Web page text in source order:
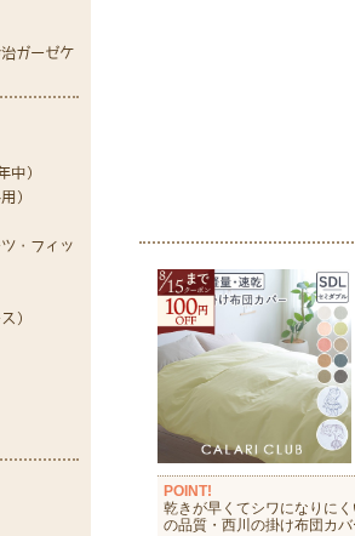
POINT!
乾きが早くてシワになりに
の品質・西川の掛け布団カ